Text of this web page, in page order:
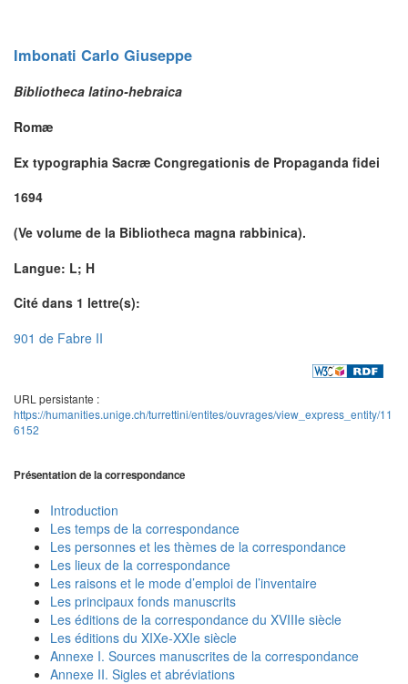
Imbonati Carlo Giuseppe
Bibliotheca latino-hebraica
Romæ
Ex typographia Sacræ Congregationis de Propaganda fidei
1694
(Ve volume de la Bibliotheca magna rabbinica).
Langue: L; H
Cité dans 1 lettre(s):
901 de Fabre II
URL persistante :
https://humanities.unige.ch/turrettini/entites/ouvrages/view_express_entity/11
6152
Présentation de la correspondance
Introduction
Les temps de la correspondance
Les personnes et les thèmes de la correspondance
Les lieux de la correspondance
Les raisons et le mode d’emploi de l’inventaire
Les principaux fonds manuscrits
Les éditions de la correspondance du XVIIIe siècle
Les éditions du XIXe-XXIe siècle
Annexe I. Sources manuscrites de la correspondance
Annexe II. Sigles et abréviations